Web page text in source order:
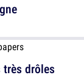
très drôles